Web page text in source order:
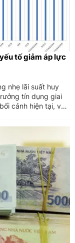
tố giảm áp lực
nhẹ lãi suất huy
tín dụng giai
cảnh hiện tại, vẫn